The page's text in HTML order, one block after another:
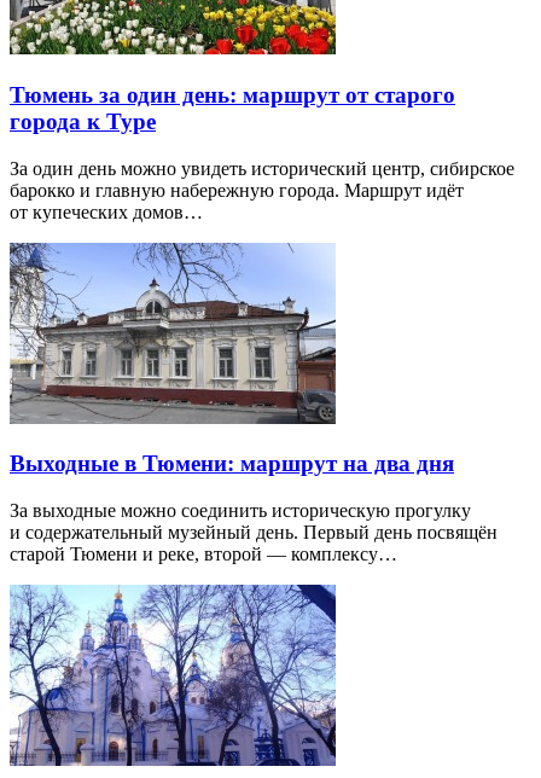
Тюмень за один день: маршрут от старого
города к Туре
За один день можно увидеть исторический центр, сибирское
барокко и главную набережную города. Маршрут идёт
от купеческих домов…
Выходные в Тюмени: маршрут на два дня
За выходные можно соединить историческую прогулку
и содержательный музейный день. Первый день посвящён
старой Тюмени и реке, второй — комплексу…